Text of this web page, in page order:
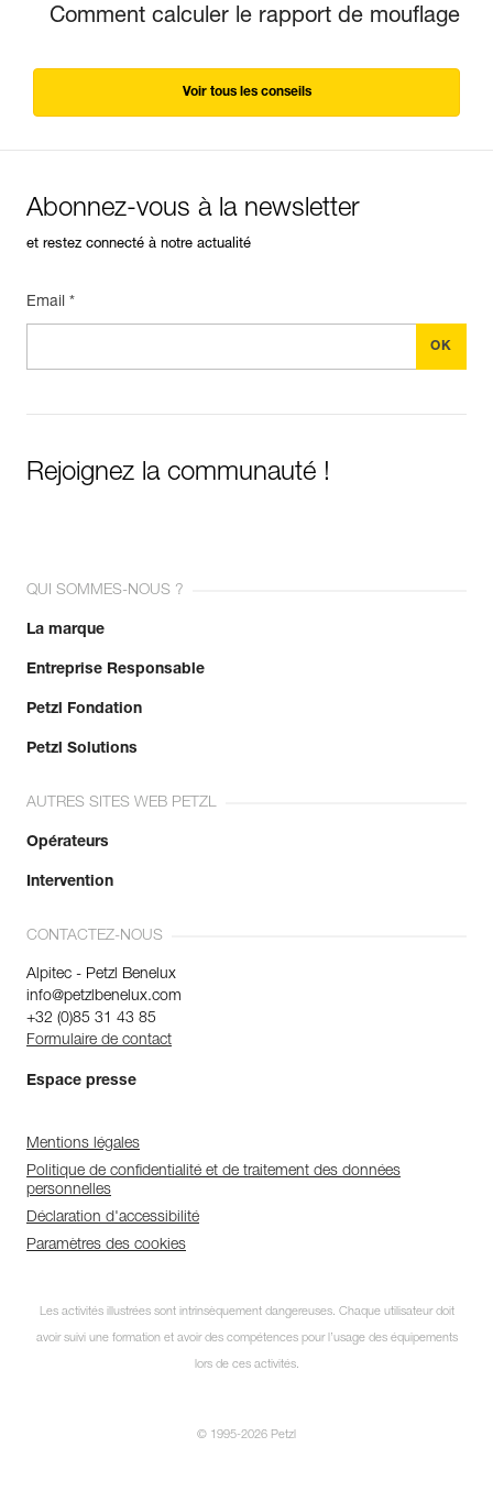
Comment calculer le rapport de mouflage
Voir tous les conseils
Abonnez-vous à la newsletter
et restez connecté à notre actualité
Email *
Rejoignez la communauté !
QUI SOMMES-NOUS ?
La marque
Entreprise Responsable
Petzl Fondation
Petzl Solutions
AUTRES SITES WEB PETZL
Opérateurs
Intervention
CONTACTEZ-NOUS
Alpitec - Petzl Benelux
info@petzlbenelux.com
+32 (0)85 31 43 85
Formulaire de contact
Espace presse
Mentions légales
Politique de confidentialité et de traitement des données
personnelles
Déclaration d'accessibilité
Paramètres des cookies
Les activités illustrées sont intrinsèquement dangereuses. Chaque utilisateur doit
avoir suivi une formation et avoir des compétences pour l’usage des équipements
lors de ces activités.
© 1995-2026 Petzl